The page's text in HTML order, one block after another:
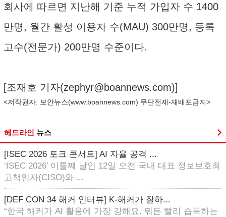
회사에 따르면 지난해 기준 누적 가입자 수 1400
만명, 월간 활성 이용자 수(MAU) 300만명, 등록
고수(전문가) 200만명 수준이다.
[조재호 기자(zephyr@boannews.com)]
<저작권자: 보안뉴스(www.boannews.com) 무단전재-재배포금지>
헤드라인 뉴스
[ISEC 2026 토크 콘서트] AI 자율 공격 ...
‘ISEC 2026’ 이틀째 날인 12일 오전 국내 대표 정보보호최
고책임자(CISO)와 ...
[DEF CON 34 해커 인터뷰] K-해커가 잘하...
“한국 해커가 AI 활용에 가장 강해요. 뭐든 빨리 습득하는